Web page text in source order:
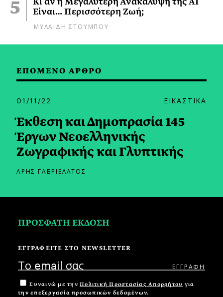
Είναι… Περισσότερη Ζωή;
ΜΥΛΑΙΔΗ ΣΤΟΥΜΠΟΥ
ΕΠΟΜΕΝΟ ΑΡΘΡΟ
01/11/22 ΕΙΚΑΣΤΙΚΑ
Έκθεση και Δημοπρασία 145
Έργων Νεοελληνικής
Ζωγραφικής και Γλυπτικής
ΑΡΗΣ ΓΑΒΡΙΕΛΑΤΟΣ
ΠΡΟΣΦΑΤΗ ΕΚΔΟΣΗ
ΕΓΓΡΑΦΕΙΤΕ ΣΤΟ NEWSLETTER
Συναινώ με την Πολιτική Προστασίας Απορρήτου για
την επεξεργασία προσωπικών δεδομένων.